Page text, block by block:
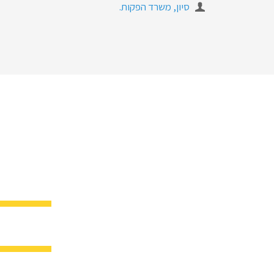
סיון, משרד הפקות.